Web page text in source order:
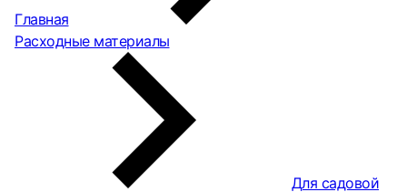
Главная
Расходные материалы
Для садовой